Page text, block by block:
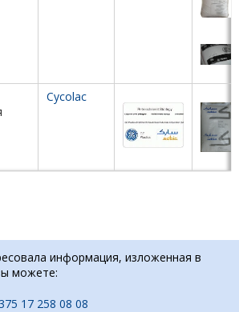
Cycolac
информация, изложенная в
можете:
17 258 08 08